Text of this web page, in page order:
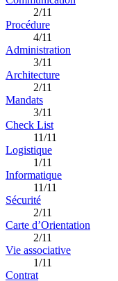
2/11
Procédure
4/11
Administration
3/11
Architecture
2/11
Mandats
3/11
Check List
11/11
Logistique
1/11
Informatique
11/11
Sécurité
2/11
Carte d’Orientation
2/11
Vie associative
1/11
Contrat